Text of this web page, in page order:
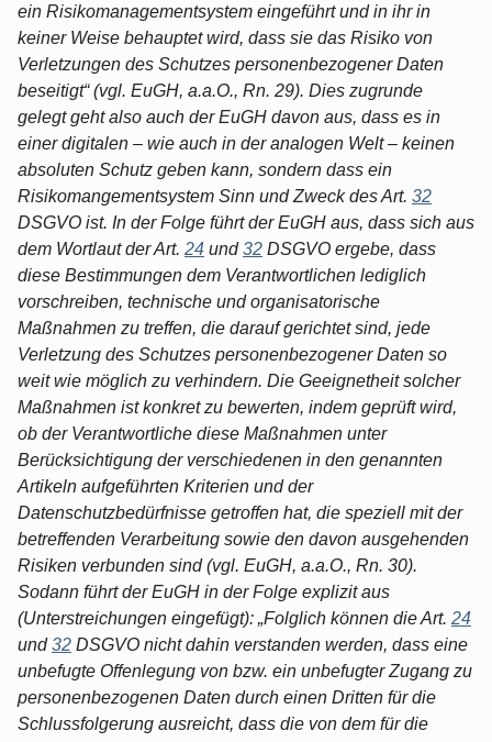
ein Risikomanagementsystem eingeführt und in ihr in
keiner Weise behauptet wird, dass sie das Risiko von
Verletzungen des Schutzes personenbezogener Daten
beseitigt“ (vgl. EuGH, a.a.O., Rn. 29). Dies zugrunde
gelegt geht also auch der EuGH davon aus, dass es in
einer digitalen – wie auch in der analogen Welt – keinen
absoluten Schutz geben kann, sondern dass ein
Risikomangementsystem Sinn und Zweck des Art. 32
DSGVO ist. In der Folge führt der EuGH aus, dass sich aus
dem Wortlaut der Art. 24 und32 DSGVO ergebe, dass
diese Bestimmungen dem Verantwortlichen lediglich
vorschreiben, technische und organisatorische
Maßnahmen zu treffen, die darauf gerichtet sind, jede
Verletzung des Schutzes personenbezogener Daten so
weit wie möglich zu verhindern. Die Geeignetheit solcher
Maßnahmen ist konkret zu bewerten, indem geprüft wird,
ob der Verantwortliche diese Maßnahmen unter
Berücksichtigung der verschiedenen in den genannten
Artikeln aufgeführten Kriterien und der
Datenschutzbedürfnisse getroffen hat, die speziell mit der
betreffenden Verarbeitung sowie den davon ausgehenden
Risiken verbunden sind (vgl. EuGH, a.a.O., Rn. 30).
Sodann führt der EuGH in der Folge explizit aus
(Unterstreichungen eingefügt): „Folglich können die Art. 24
und32 DSGVO nicht dahin verstanden werden, dass eine
unbefugte Offenlegung von bzw. ein unbefugter Zugang zu
personenbezogenen Daten durch einen Dritten für die
Schlussfolgerung ausreicht, dass die von dem für die